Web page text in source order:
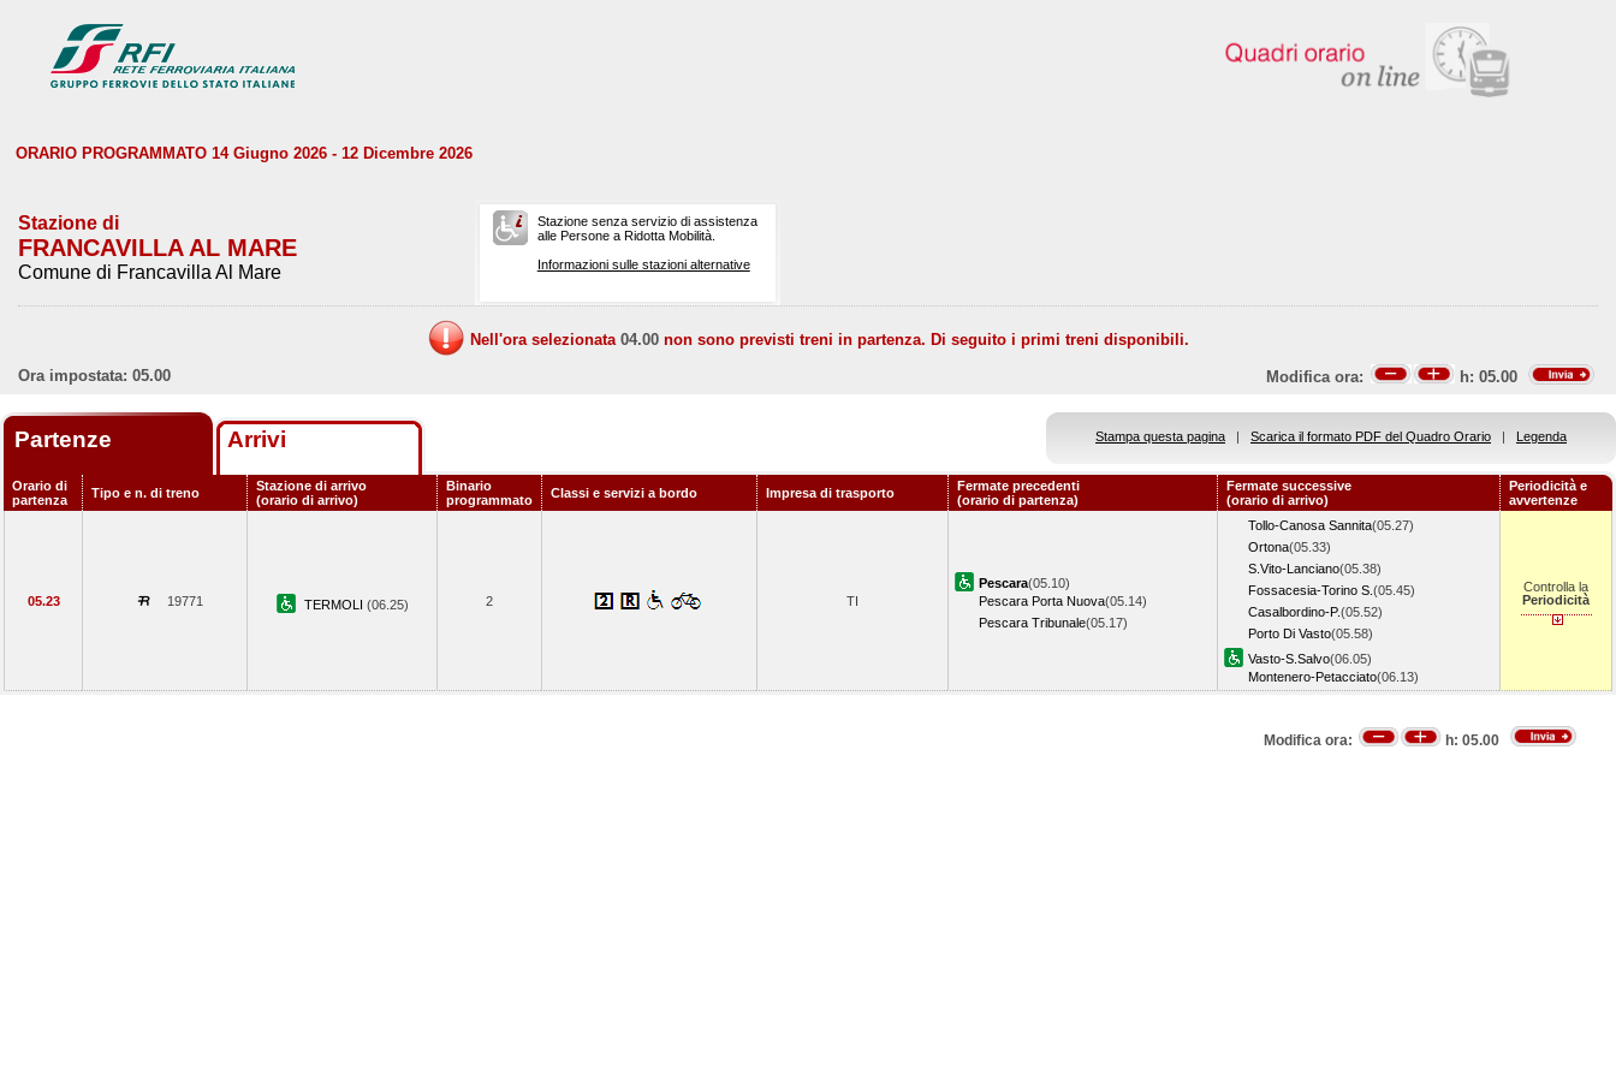
ORARIO PROGRAMMATO 14 Giugno 2026 - 12 Dicembre 2026
Stazione di
FRANCAVILLA AL MARE
Comune di Francavilla Al Mare
Stazione senza servizio di assistenza
alle Persone a Ridotta Mobilità.
Informazioni sulle stazioni alternative
Nell'ora selezionata 04.00 non sono previsti treni in partenza. Di seguito i primi treni disponibili.
Ora impostata: 05.00
Modifica ora: h: 05.00
Partenze Arrivi Stampa questa pagina | Scarica il formato PDF del Quadro Orario | Legenda
Orario di
partenza
Tipo e n. di treno
Stazione di arrivo
(orario di arrivo)
Binario
programmato
Classi e servizi a bordo Impresa di trasporto
Fermate precedenti
(orario di partenza)
Fermate successive
(orario di arrivo)
Periodicità e
avvertenze
05.23 19771 TERMOLI (06.25) 2 TI
Pescara(05.10)
Pescara Porta Nuova(05.14)
Pescara Tribunale(05.17)
Tollo-Canosa Sannita(05.27)
Ortona(05.33)
S.Vito-Lanciano(05.38)
Fossacesia-Torino S. (05.45)
Casalbordino-P.(05.52)
Porto Di Vasto(05.58)
Vasto-S.Salvo(06.05)
Montenero-Petacciato(06.13)
Controlla la
Periodicità
Modifica ora: h: 05.00